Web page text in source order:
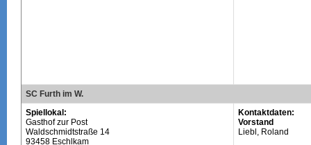
SC Furth im W.
Spiellokal:
Gasthof zur Post
Waldschmidtstraße 14
93458 Eschlkam
Kontaktdaten:
Vorstand
Liebl, Roland